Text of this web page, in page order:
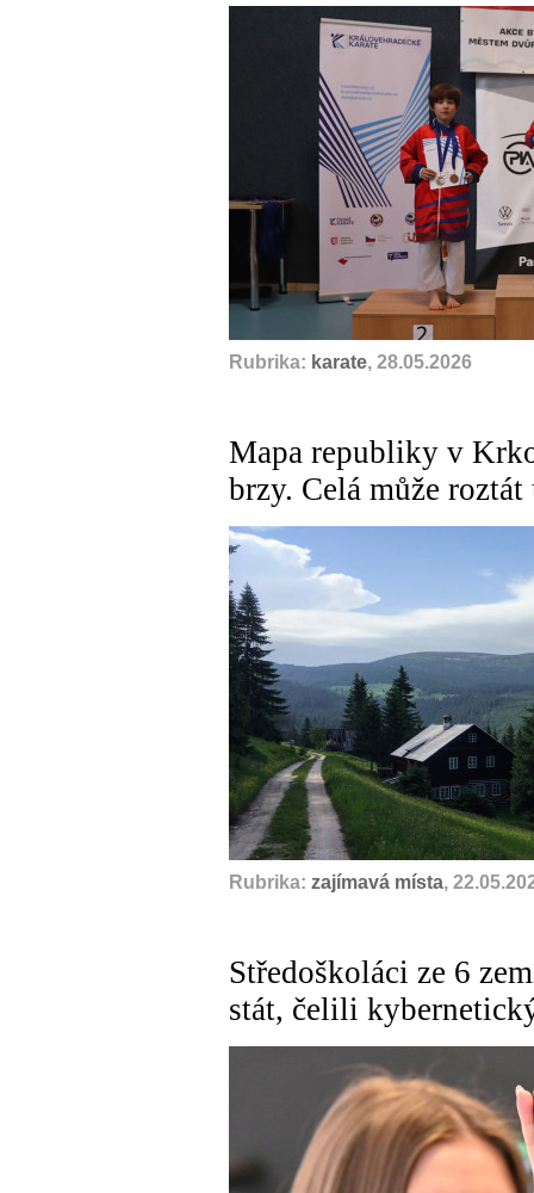
Rubrika: karate, 28.05.2026
Mapa republiky v
brzy. Celá může
Rubrika: zajímavá místa,
Středoškoláci ze 6
stát, čelili